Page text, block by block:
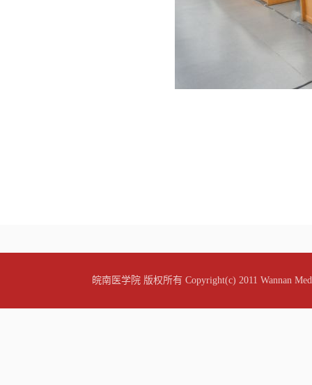
皖南医学院 版权所有 Copyright(c) 2011 Wannan